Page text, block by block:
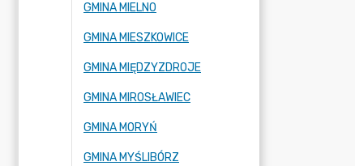
GMINA MIELNO
GMINA MIESZKOWICE
GMINA MIĘDZYZDROJE
GMINA MIROSŁAWIEC
GMINA MORYŃ
GMINA MYŚLIBÓRZ